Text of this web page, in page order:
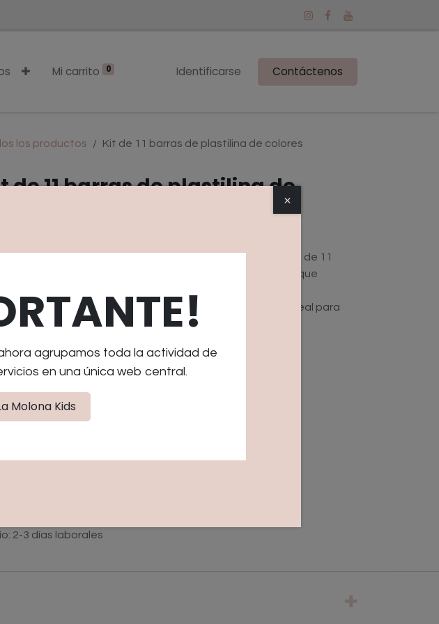
Mi carrito 0 Identificarse Contáctenos
los productos Kit de 11 barras de plastilina de colores
de 11 barras de plastilina de
barras de plastilina nunca se secan. Vienen en paquetes de 11
brillantes listos para convertirse en todo aquello en lo que
de una plastilina moldeable, versátil y su envase es ideal para
a cualquier parte.
€
2-3 días laborales
×
agrupamos toda la actividad de
en una única web central.
Molona Kids